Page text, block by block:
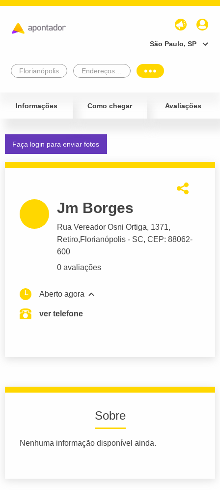
São Paulo, SP
Florianópolis
Informações Como chegar Avaliações
Faça login para enviar fotos
Jm Borges
Rua Vereador Osni Ortiga, 1371,
Retiro,Florianópolis - SC, CEP: 88062-
600
0 avaliações
Aberto agora
ver telefone
Sobre
Nenhuma informação disponível ainda.